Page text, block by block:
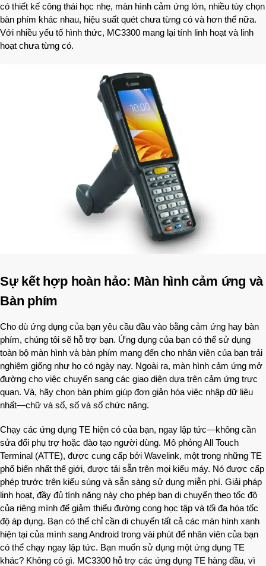
có thiết kế công thái học nhẹ, màn hình cảm ứng lớn, nhiều tùy chọn
bàn phím khác nhau, hiệu suất quét chưa từng có và hơn thế nữa.
Với nhiều yếu tố hình thức, MC3300 mang lại tính linh hoạt và linh
hoạt chưa từng có.
Sự kết hợp hoàn hảo: Màn hình cảm ứng và
Bàn phím
Cho dù ứng dụng của bạn yêu cầu đầu vào bằng cảm ứng hay bàn
phím, chúng tôi sẽ hỗ trợ bạn. Ứng dụng của bạn có thể sử dụng
toàn bộ màn hình và bàn phím mang đến cho nhân viên của bạn trải
nghiệm giống như họ có ngày nay. Ngoài ra, màn hình cảm ứng mở
đường cho việc chuyển sang các giao diện dựa trên cảm ứng trực
quan. Và, hãy chọn bàn phím giúp đơn giản hóa việc nhập dữ liệu
nhất—chữ và số, số và số chức năng.
Chạy các ứng dụng TE hiện có của bạn, ngay lập tức—không cần
sửa đổi phụ trợ hoặc đào tạo người dùng. Mô phỏng All Touch
Terminal (ATTE), được cung cấp bởi Wavelink, một trong những TE
phổ biến nhất thế giới, được tải sẵn trên mọi kiểu máy. Nó được cấp
phép trước trên kiểu súng và sẵn sàng sử dụng miễn phí. Giải pháp
linh hoạt, đầy đủ tính năng này cho phép bạn di chuyển theo tốc độ
của riêng mình để giảm thiểu đường cong học tập và tối đa hóa tốc
độ áp dụng. Bạn có thể chỉ cần di chuyển tất cả các màn hình xanh
hiện tại của mình sang Android trong vài phút để nhân viên của bạn
có thể chạy ngay lập tức. Bạn muốn sử dụng một ứng dụng TE
khác? Không có gì. MC3300 hỗ trợ các ứng dụng TE hàng đầu, vì